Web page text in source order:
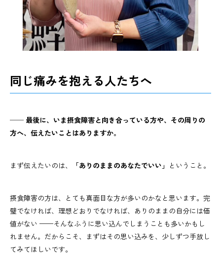
同じ痛みを抱える人たちへ
── 最後に、いま摂食障害と向き合っている方や、その周りの
方へ、伝えたいことはありますか。
まず伝えたいのは、 「ありのままのあなたでいい」 ということ。
摂食障害の方は、とても真面目な方が多いのかなと思います。完
璧でなければ、理想どおりでなければ、ありのままの自分には価
値がない ——そんなふうに思い込んでしまうことも多いかもし
れません。だからこそ、まずはその思い込みを、少しずつ手放し
てみてほしいです。